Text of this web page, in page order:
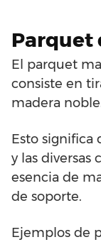
Parquet
El parquet
consiste en
madera
Esto significa
y las diversas
esencia de
de soporte.
Ejemplos de